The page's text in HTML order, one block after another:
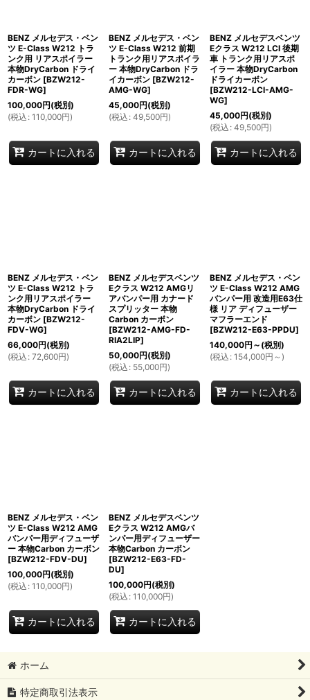
BENZ メルセデス・ベン
ツ E-Class W212 トラ
ンク用 リアスポイラー
本物DryCarbon ドライ
カーボン [BZW212-
FDR-WG]
100,000円(税別)
(税込 : 110,000円)
カートに入れる
BENZ メルセデス・ベン
ツ E-Class W212 前期
トランク用リアスポイラ
ー 本物DryCarbon ドラ
イカーボン [BZW212-
AMG-WG]
45,000円(税別)
(税込 : 49,500円)
カートに入れる
BENZ メルセデスベンツ
Eクラス W212 LCI 後期
車 トランク用リアスポ
イラー 本物DryCarbon
ドライカーボン
[BZW212-LCI-AMG-
WG]
45,000円(税別)
(税込 : 49,500円)
カートに入れる
BENZ メルセデス・ベン
ツ E-Class W212 トラ
ンク用リアスポイラー
本物DryCarbon ドライ
カーボン [BZW212-
FDV-WG]
66,000円(税別)
(税込 : 72,600円)
カートに入れる
BENZ メルセデスベンツ
Eクラス W212 AMGリ
アバンパー用 カナード
スプリッター 本物
Carbon カーボン
[BZW212-AMG-FD-
RIA2LIP]
50,000円(税別)
(税込 : 55,000円)
カートに入れる
BENZ メルセデス・ベン
ツ E-Class W212 AMG
バンパー用 改造用E63仕
様 リア ディフューザー
マフラーエンド
[BZW212-E63-PPDU]
140,000円 ～ (税別)
(税込 : 154,000円 ～)
カートに入れる
BENZ メルセデス・ベン
ツ E-Class W212 AMG
バンパー用ディフューザ
ー 本物Carbon カーボン
[BZW212-FDV-DU]
100,000円(税別)
(税込 : 110,000円)
カートに入れる
BENZ メルセデスベンツ
Eクラス W212 AMGバ
ンパー用ディフューザー
本物Carbon カーボン
[BZW212-E63-FD-
DU]
100,000円(税別)
(税込 : 110,000円)
カートに入れる
ホーム
特定商取引法表示